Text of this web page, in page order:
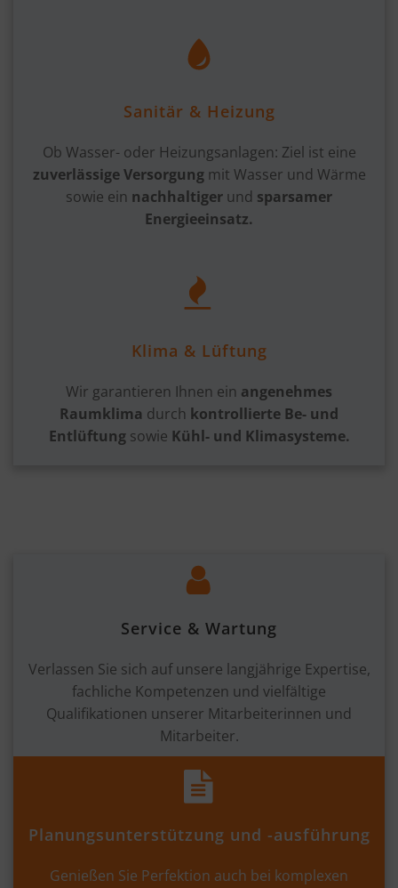
Sanitär & Heizung
Ob Wasser- oder Heizungsanlagen: Ziel ist eine
zuverlässige Versorgungmit Wasser und Wärme
sowie ein nachhaltiger und sparsamer
Energieeinsatz.
Klima & Lüftung
Wir garantieren Ihnen ein angenehmes
Raumklima durch kontrollierte Be- und
Entlüftungsowie Kühl- und Klimasysteme.
Service & Wartung
Verlassen Sie sich auf unsere langjährige Expertise,
fachliche Kompetenzen und vielfältige
Qualifikationen unserer Mitarbeiterinnen und
Mitarbeiter.
Planungsunterstützung und -ausführung
Genießen Sie Perfektion auch bei komplexen